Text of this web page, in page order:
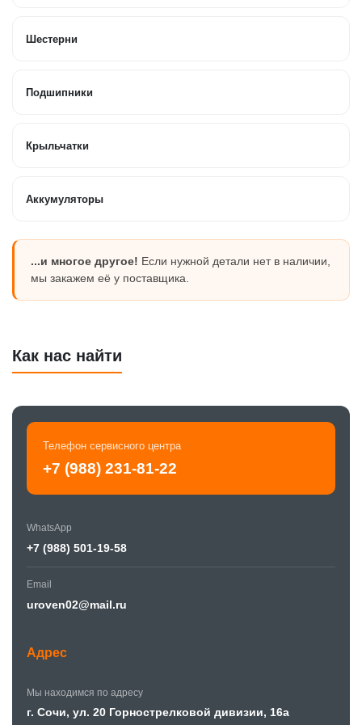
Шестерни
Подшипники
Крыльчатки
Аккумуляторы
...и многое другое! Если нужной детали нет в наличии,
мы закажем её у поставщика.
Как нас найти
Телефон сервисного центра
+7 (988) 231-81-22
WhatsApp
+7 (988) 501-19-58
Email
uroven02@mail.ru
Адрес
Мы находимся по адресу
г. Сочи, ул. 20 Горнострелковой дивизии, 16а